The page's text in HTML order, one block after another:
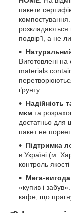
пакети
розкладаються
подвір’ї, а не
Виготовлені
materials
ґрунту.
Надійність
мкм та
достатньо для
пакет не
Підтримка
в Україні (м.
контроль
Мега-вигода
«купив і
кафе, що